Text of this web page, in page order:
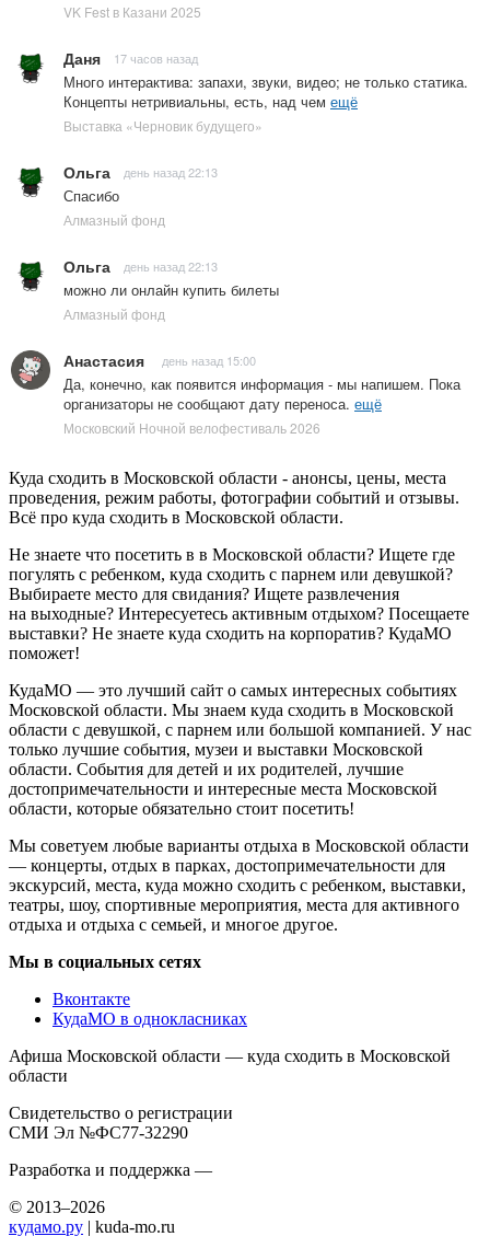
VK Fest в Казани 2025
Даня 17 часов назад
Много интерактива: запахи, звуки, видео; не только статика.
Концепты нетривиальны, есть, над чем ещё
Выставка «Черновик будущего»
Ольга день назад 22:13
Спасибо
Алмазный фонд
Ольга день назад 22:13
можно ли онлайн купить билеты
Алмазный фонд
Анастасия день назад 15:00
Да, конечно, как появится информация - мы напишем. Пока
организаторы не сообщают дату переноса. ещё
Московский Ночной велофестиваль 2026
Куда сходить в Московской области - анонсы, цены, места
проведения, режим работы, фотографии событий и отзывы.
Всё про куда сходить в Московской области.
Не знаете что посетить в в Московской области? Ищете где
погулять с ребенком, куда сходить с парнем или девушкой?
Выбираете место для свидания? Ищете развлечения
на выходные? Интересуетесь активным отдыхом? Посещаете
выставки? Не знаете куда сходить на корпоратив? КудаМО
поможет!
КудаМО — это лучший сайт о самых интересных событиях
Московской области. Мы знаем куда сходить в Московской
области с девушкой, с парнем или большой компанией. У нас
только лучшие события, музеи и выставки Московской
области. События для детей и их родителей, лучшие
достопримечательности и интересные места Московской
области, которые обязательно стоит посетить!
Мы советуем любые варианты отдыха в Московской области
— концерты, отдых в парках, достопримечательности для
экскурсий, места, куда можно сходить с ребенком, выставки,
театры, шоу, спортивные мероприятия, места для активного
отдыха и отдыха с семьей, и многое другое.
Мы в социальных сетях
Вконтакте
КудаМО в однокласниках
Афиша Московской области — куда сходить в Московской
области
Свидетельство о регистрации
СМИ Эл №ФС77-32290
Разработка и поддержка —
© 2013–2026
кудамо.ру | kuda-mo.ru